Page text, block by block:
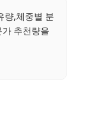
량,체중별 분
추천량을